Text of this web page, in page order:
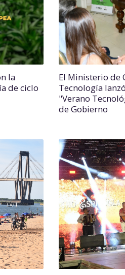
la
de ciclo
El Ministerio de
Tecnología
"Verano
de Gobierno